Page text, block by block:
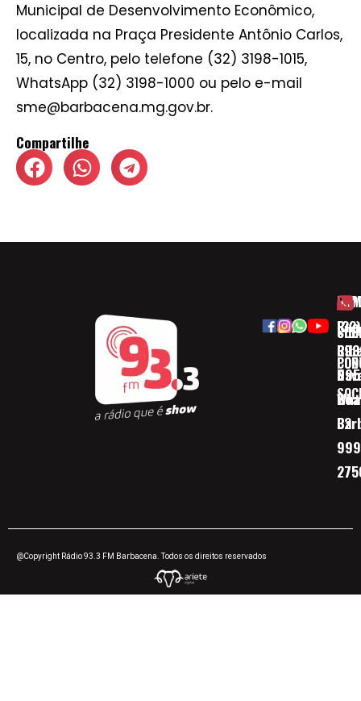
Municipal de Desenvolvimento Econômico,
localizada na Praça Presidente Antônio Carlos,
15, no Centro, pelo telefone (32) 3198-1015,
WhatsApp (32) 3198-1000 ou pelo e-mail
sme@barbacena.mg.gov.br.
Compartilhe
(32)
32
@Copyright Rádio 93.3 FM Barbacena. Todos os direitos reservados